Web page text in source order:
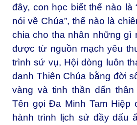
đây, con học biết thế nào là
nói về Chúa”, thế nào là
chia cho tha nhân những gì
được từ nguồn mạch yêu
trình sứ vụ, Hội dòng luôn
danh Thiên Chúa bằng đời
vàng và tinh thần dấn thân
Tên gọi Đa Minh Tam Hiệp
hành trình lịch sử đầy dấu